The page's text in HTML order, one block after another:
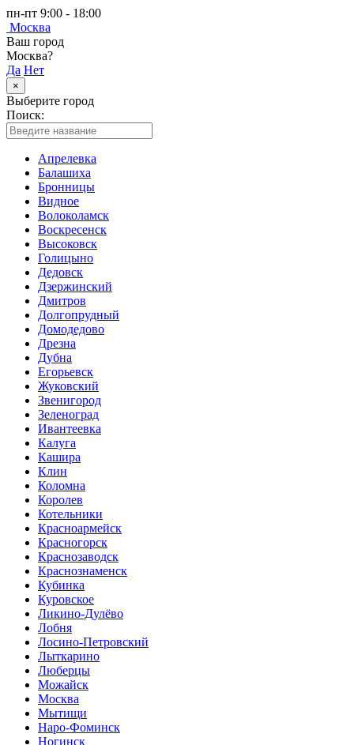
пн-пт 9:00 - 18:00
Москва
Ваш город
Москва?
Да Нет
×
Выберите город
Поиск:
Апрелевка
Балашиха
Бронницы
Видное
Волоколамск
Воскресенск
Высоковск
Голицыно
Дедовск
Дзержинский
Дмитров
Долгопрудный
Домодедово
Дрезна
Дубна
Егорьевск
Жуковский
Звенигород
Зеленоград
Ивантеевка
Калуга
Кашира
Клин
Коломна
Королев
Котельники
Красноармейск
Красногорск
Краснозаводск
Краснознаменск
Кубинка
Куровское
Ликино-Дулёво
Лобня
Лосино-Петровский
Лыткарино
Люберцы
Можайск
Москва
Мытищи
Наро-Фоминск
Ногинск